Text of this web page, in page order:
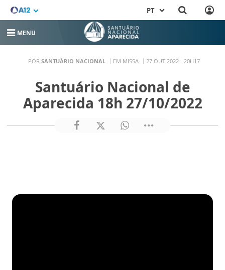
PT
MENU
POR SANTUÁRIO NACIONAL EM MISSA 27 OUT 2022 - 20H17
Santuário Nacional de
Aparecida 18h 27/10/2022